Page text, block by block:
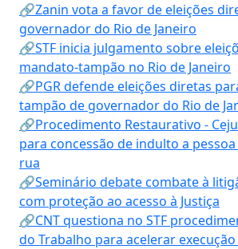
🔗Zanin vota a favor de eleições
governador do Rio de Janeiro
🔗STF inicia julgamento sobre
mandato-tampão no Rio de Janeiro
🔗PGR defende eleições diretas
tampão de governador do Rio de
🔗Procedimento Restaurativo -
para concessão de indulto a
rua
🔗Seminário debate combate à
com proteção ao acesso à Justiça
🔗CNT questiona no STF
do Trabalho para acelerar